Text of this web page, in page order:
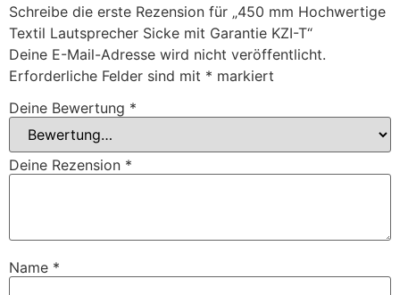
Schreibe die erste Rezension für „450 mm Hochwertige
Textil Lautsprecher Sicke mit Garantie KZI-T“
Deine E-Mail-Adresse wird nicht veröffentlicht.
Erforderliche Felder sind mit * markiert
Deine Bewertung *
Deine Rezension *
Name *